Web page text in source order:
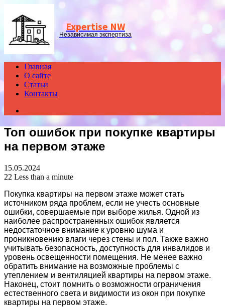
Expertise NW
Независимая экспертиза
Главная
О сайте
Статьи
Контакты
Топ ошибок при покупке квартиры
на первом этаже
15.05.2024
22 Less than a minute
Покупка квартиры на первом этаже может стать
источником ряда проблем, если не учесть основные
ошибки, совершаемые при выборе жилья. Одной из
наиболее распространенных ошибок является
недостаточное внимание к уровню шума и
проникновению влаги через стены и пол. Также важно
учитывать безопасность, доступность для инвалидов и
уровень освещенности помещения. Не менее важно
обратить внимание на возможные проблемы с
утеплением и вентиляцией квартиры на первом этаже.
Наконец, стоит помнить о возможности ограничения
естественного света и видимости из окон при покупке
квартиры на первом этаже.